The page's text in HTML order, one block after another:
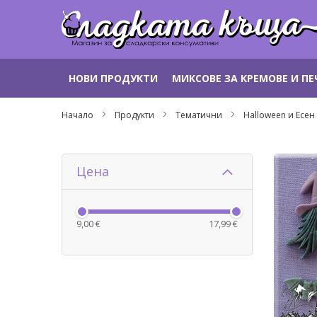
към
НОВИ ПРОДУКТИ МИКСОВЕ ЗА КРЕМОВЕ И
Начало Продукти Тематични Halloween и Есен
Цена
9,00 € 17,99 €